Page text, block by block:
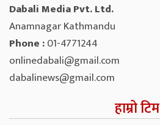
Dabali Media Pvt. Ltd.
Anamnagar Kathmandu
Phone :01-4771244
onlinedabali@gmail.com
dabalinews@gmail.com
हाम्रो टिम